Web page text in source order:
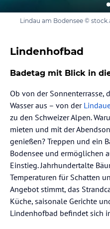
Lindau am Bodensee ©
Lindenhofbad
Badetag mit Blick in
Ob von der Sonnenterrasse,
Wasser aus – von der
zu den Schweizer Alpen.
mieten und mit der
genießen? Treppen und ein
Bodensee und ermöglichen
Einstieg. Jahrhundertalte
Temperaturen für Schatten
Angebot stimmt, das
Küche, saisonale Gerichte
Lindenhofbad befindet sich